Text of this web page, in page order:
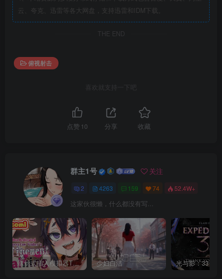
云、夸克、迅雷等各大网盘，支持迅雷和IDM下载。
THE END
俯视射击
喜欢就支持一下吧
点赞 10 分享 收藏
群主1号 关注
2 4263 159 74 52.4W+
这家伙很懒，什么都没有写...
螺丝式插入模拟器TMA02 少妇白洁